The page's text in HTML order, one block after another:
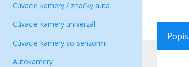
Cúvacie kamery / značky auta
Cúvacie kamery univerzál
Cúvacie kamery so senzormi
Autokamery
Popis